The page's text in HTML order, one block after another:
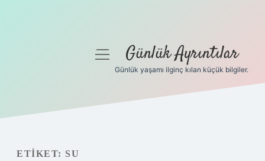
Gizlilik Politikası
menüyüGünlük Ayrıntılar
Günlük yaşamı ilginç kılan küçük bilgiler.
ETIKET: SU